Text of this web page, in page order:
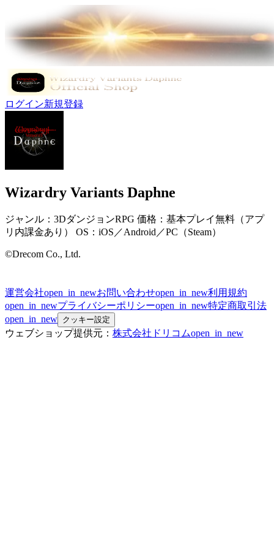
ログイン新規登録
Wizardry Variants Daphne
ジャンル：3DダンジョンRPG 価格：基本プレイ無料（アプ
リ内課金あり） OS：iOS／Android／PC（Steam）
©Drecom Co., Ltd.
運営会社open_in_newお問い合わせopen_in_new利用規約
open_in_newプライバシーポリシーopen_in_new特定商取引法
open_in_new クッキー設定
ウェブショップ提供元： 株式会社ドリコムopen_in_new